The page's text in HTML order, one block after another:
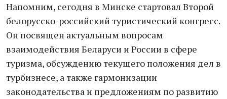
Напомним, сегодня в Минске стартовал Второй
белорусско-российский туристический конгресс.
Он посвящен актуальным вопросам
взаимодействия Беларуси и России в сфере
туризма, обсуждению текущего положения дел в
турбизнесе, а также гармонизации
законодательства и предложениям по развитию